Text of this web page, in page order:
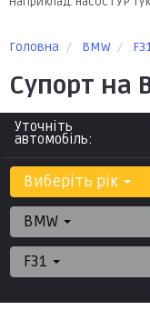
Головна BMW
Супорт на
Уточніть
автомобіль:
Виберіть рік
BMW
F31